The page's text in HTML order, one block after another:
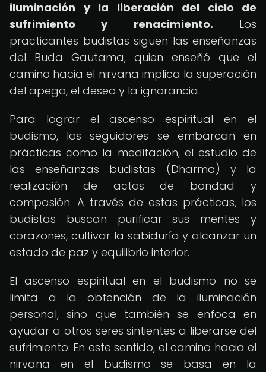
iluminación y la liberación del ciclo de
sufrimiento y renacimiento. Los
practicantes budistas siguen las enseñanzas
del Buda Gautama, quien enseñó que el
camino hacia el nirvana implica la superación
del apego, el deseo y la ignorancia.
Para lograr el ascenso espiritual en el
budismo, los seguidores se embarcan en
prácticas como la meditación, el estudio de
las enseñanzas budistas (Dharma) y la
realización de actos de bondad y
compasión. A través de estas prácticas, los
budistas buscan purificar sus mentes y
corazones, cultivar la sabiduría y alcanzar un
estado de paz y equilibrio interior.
El ascenso espiritual en el budismo no se
limita a la obtención de la iluminación
personal, sino que también se enfoca en
ayudar a otros seres sintientes a liberarse del
sufrimiento. En este sentido, el camino hacia el
nirvana en el budismo se basa en la